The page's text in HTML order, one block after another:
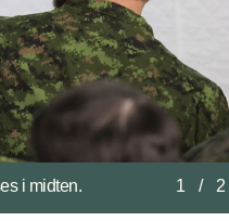
i midten. Fotos: